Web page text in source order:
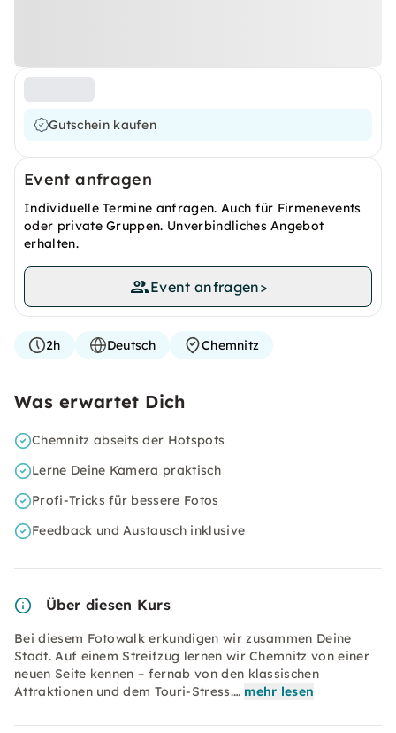
Gutschein kaufen
Event anfragen
Individuelle Termine anfragen. Auch für Firmenevents
oder private Gruppen. Unverbindliches Angebot
erhalten.
Event anfragen>
2h Deutsch Chemnitz
Was erwartet Dich
Chemnitz abseits der Hotspots
Lerne Deine Kamera praktisch
Profi-Tricks für bessere Fotos
Feedback und Austausch inklusive
Über diesen Kurs
Bei diesem Fotowalk erkundigen wir zusammen Deine
Stadt. Auf einem Streifzug lernen wir Chemnitz von einer
neuen Seite kennen – fernab von den klassischen
Attraktionen und dem Touri-Stress.… mehr lesen